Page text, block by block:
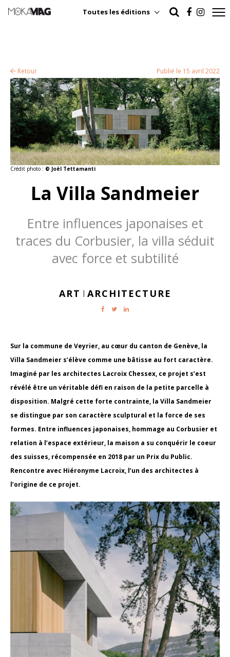
Toutes les éditions
Retour Publié le 15 avril 2022
Crédit photo : © Joël Tettamanti
La Villa Sandmeier
Entre influences japonaises et
traces du Corbusier, la villa séduit
avec force et subtilité
ART | ARCHITECTURE
Sur la commune de Veyrier, au cœur du canton de Genève, la
Villa Sandmeier s’élève comme une bâtisse au fort caractère.
Imaginé par les architectes Lacroix Chessex, ce projet s’est
révélé être un véritable défi en raison de la petite parcelle à
disposition. Malgré cette forte contrainte, la Villa Sandmeier
se distingue par son caractère sculptural et la force de ses
formes. Entre influences japonaises, hommage au Corbusier et
relation à l’espace extérieur, la maison a su conquérir le coeur
des suisses, récompensée en 2018 par un Prix du Public.
Rencontre avec Hiéronyme Lacroix, l’un des architectes à
l’origine de ce projet.